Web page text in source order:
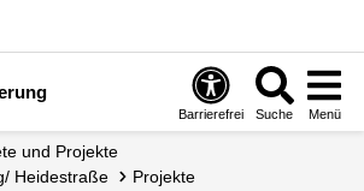
Barrierefrei Suche Menü
und Projekte
Heidestraße
Projekte